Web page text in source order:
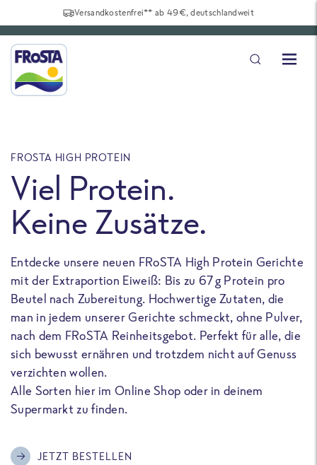
Versandkostenfrei** ab 49€, deutschlandweit
FROSTA HIGH PROTEIN
Viel Protein.
Keine Zusätze.
Entdecke unsere neuen FRoSTA High Protein Gerichte
mit der Extraportion Eiweiß: Bis zu 67 g Protein pro
Beutel nach Zubereitung. Hochwertige Zutaten, die
man in jedem unserer Gerichte schmeckt, ohne Pulver,
nach dem FRoSTA Reinheitsgebot. Perfekt für alle, die
sich bewusst ernähren und trotzdem nicht auf Genuss
verzichten wollen.
Alle Sorten hier im Online Shop oder in deinem
Supermarkt zu finden.
JETZT BESTELLEN